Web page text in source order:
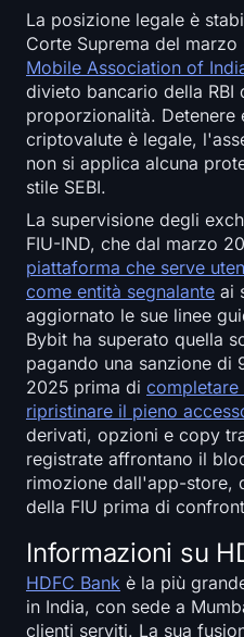
La posizione legale è
Corte Suprema del
Mobile Association of
divieto bancario della RBI
proporzionalità. Detenere
criptovalute è legale,
non si applica alcuna
stile SEBI.
La supervisione degli
FIU-IND, che dal marzo
piattaforma che serve
come entità segnalante ai
aggiornato le sue linee
Bybit ha superato quella
pagando una sanzione di
2025 prima di completare
ripristinare il pieno
derivati, opzioni e copy
registrate affrontano il
rimozione dall'app-store,
della FIU prima di
Informazioni su
HDFC Bank è la più
in India, con sede a
clienti serviti. La sua